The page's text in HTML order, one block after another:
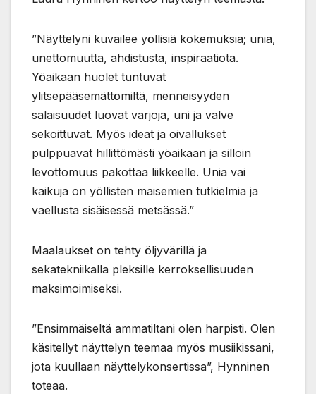
”Näyttelyni kuvailee yöllisiä kokemuksia; unia,
unettomuutta, ahdistusta, inspiraatiota.
Yöaikaan huolet tuntuvat
ylitsepääsemättömiltä, menneisyyden
salaisuudet luovat varjoja, uni ja valve
sekoittuvat. Myös ideat ja oivallukset
pulppuavat hillittömästi yöaikaan ja silloin
levottomuus pakottaa liikkeelle. Unia vai
kaikuja on yöllisten maisemien tutkielmia ja
vaellusta sisäisessä metsässä.”
Maalaukset on tehty öljyvärillä ja
sekatekniikalla pleksille kerroksellisuuden
maksimoimiseksi.
”Ensimmäiseltä ammatiltani olen harpisti. Olen
käsitellyt näyttelyn teemaa myös musiikissani,
jota kuullaan näyttelykonsertissa”, Hynninen
toteaa.